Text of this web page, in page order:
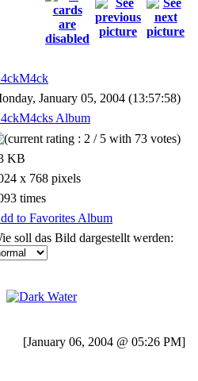
January 05, 2004 (13:57:58)
Album
KB
x 768 pixels
times
to Favorites Album
soll das Bild dargestellt werden:
[January 06, 2004 @ 05:26 PM]